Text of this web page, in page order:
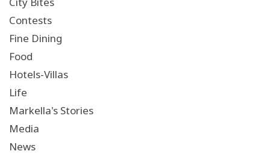
Contests
Fine Dining
Food
Hotels-Villas
Life
Markella's Stories
Media
News